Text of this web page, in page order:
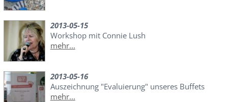
2013-05-15
Workshop mit Connie Lush
mehr...
2013-05-16
Auszeichnung "Evaluierung" unseres Buffets
mehr...